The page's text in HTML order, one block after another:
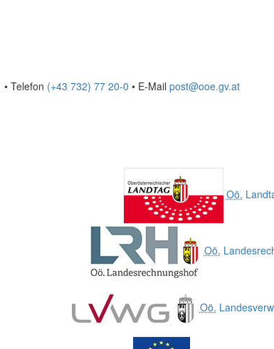
• Telefon (+43 732) 77 20-0 • E-Mail post@ooe.gv.at
Oö.
Oö.
Oö.